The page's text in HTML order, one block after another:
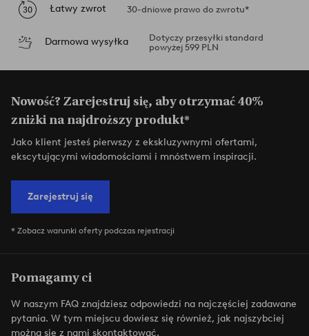
Łatwy zwrot 30-dniowe prawo do zwrotu*
Darmowa wysyłka
Dotyczy przesyłki standard
powyżej 599 PLN
Nowość? Zarejestruj się, aby otrzymać 40%
zniżki na najdroższy produkt*
Jako klient jesteś pierwszy z ekskluzywnymi ofertami,
ekscytującymi wiadomościami i mnóstwem inspiracji.
Zarejestruj się
* Zobacz warunki oferty podczas rejestracji
Pomagamy ci
W naszym FAQ znajdziesz odpowiedzi na najczęściej zadawane
pytania. W tym miejscu dowiesz się również, jak najszybciej
można się z nami skontaktować.